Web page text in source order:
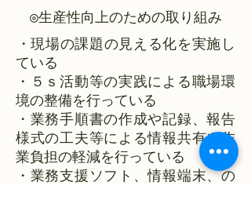
◎生産性向上のための取り組み
​・現場の課題の見える化を実施し
ている
・５ｓ活動等の実践による職場環
境の整備を行っている
・業務手順書の作成や記録、報告
様式の工夫等による情報共有や作
業負担の軽減を行っている
・業務支援ソフト、情報端末、の